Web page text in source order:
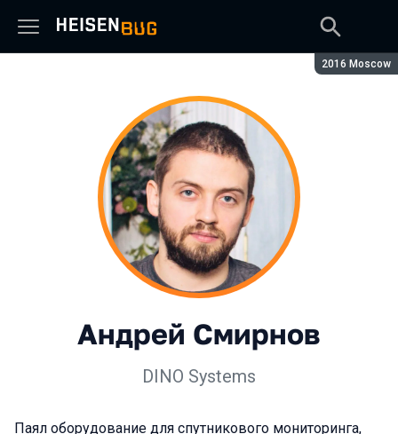
Сезон:
2016 Moscow
Андрей Смирнов
DINO Systems
Паял оборудование для спутникового мониторинга,